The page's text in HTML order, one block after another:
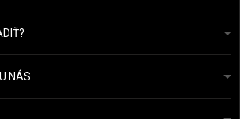
info@prozdravevlasy.cz
Odpovieme do 24 hodín.
NÁS
Obchodní podmínky
Ochrana osobních údajů
Přehled plateb a dopravy
Náš příběh